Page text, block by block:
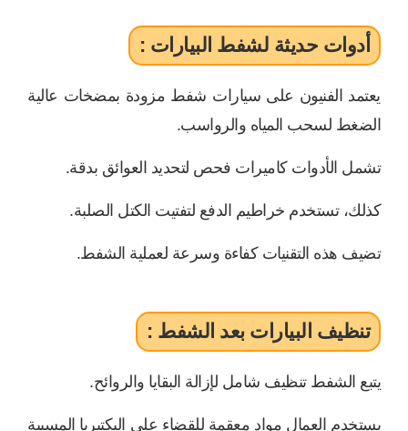
أدوات حديثة لشفط البيارات :
يعتمد الفنيون على سيارات شفط مزودة بمضخات عالية
الضغط لسحب المياه والرواسب.
تشمل الأدوات كاميرات فحص لتحديد العوائق بدقة.
كذلك، تستخدم خراطيم الدفع لتفتيت الكتل الصلبة.
تضيف هذه التقنيات كفاءة وسرعة لعملية الشفط.
تنظيف البيارات بعد الشفط :
يتبع الشفط تنظيف شامل لإزالة البقايا والروائح.
يستخدم العمال مواد معقمة للقضاء على البكتيريا المسببة